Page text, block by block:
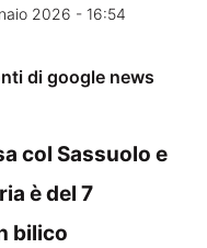
2026 - 16:54
di google news
col Sassuolo e
è del 7
bilico